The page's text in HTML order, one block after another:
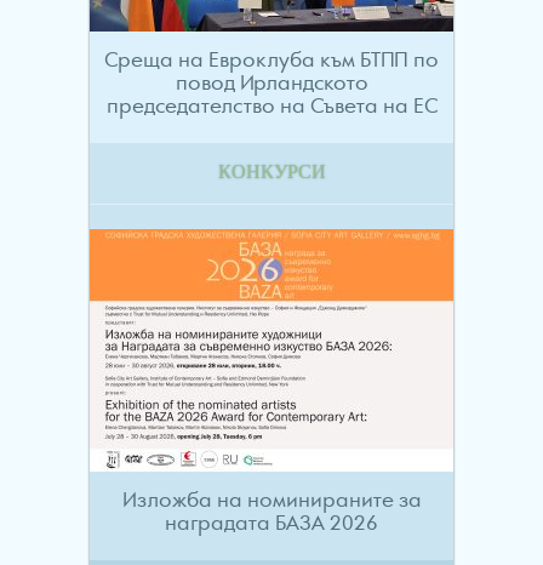
Среща на Евроклуба към БТПП по
повод Ирландското
председателство на Съвета на ЕС
КОНКУРСИ
Изложба на номинираните за
наградата БАЗА 2026